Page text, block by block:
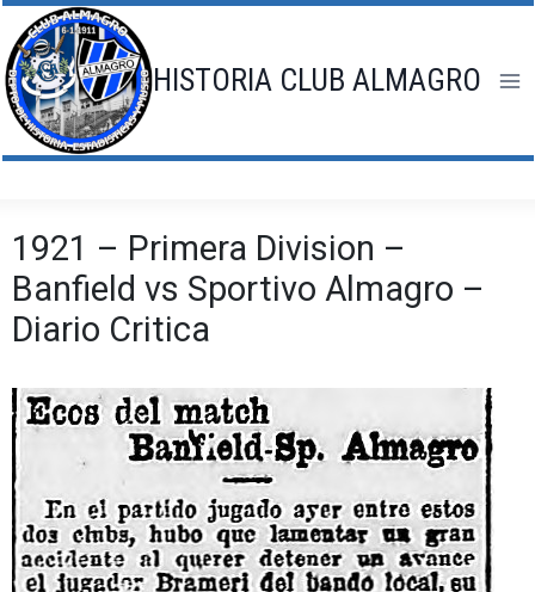
Saltar
al
contenido
HISTORIA CLUB ALMAGRO
1921 – Primera Division –
Banfield vs Sportivo Almagro –
Diario Critica